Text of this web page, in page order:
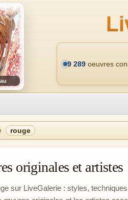
9 289 oeuvres
rouge
originales et artistes
sur LiveGalerie : styles,